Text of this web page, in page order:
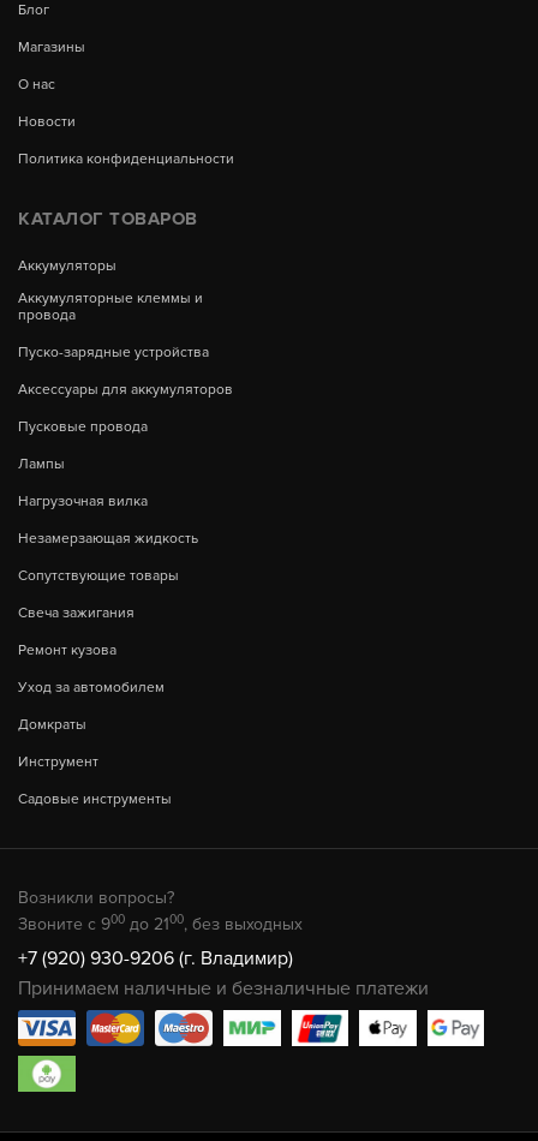
Блог
Магазины
О нас
Новости
Политика конфиденциальности
КАТАЛОГ ТОВАРОВ
Аккумуляторы
Аккумуляторные клеммы и
провода
Пуско-зарядные устройства
Аксессуары для аккумуляторов
Пусковые провода
Лампы
Нагрузочная вилка
Незамерзающая жидкость
Сопутствующие товары
Свеча зажигания
Ремонт кузова
Уход за автомобилем
Домкраты
Инструмент
Садовые инструменты
Возникли вопросы?
Звоните с 900 до 2100, без выходных
+7 (920) 930-9206 (г. Владимир)
Принимаем наличные и безналичные платежи